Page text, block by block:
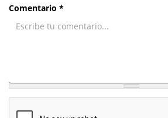
Comentario *